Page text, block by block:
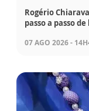
Rogério
passo a passo
07 AGO 2026 -